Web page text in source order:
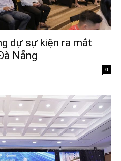
dự sự kiện ra mắt
Nẵng
0